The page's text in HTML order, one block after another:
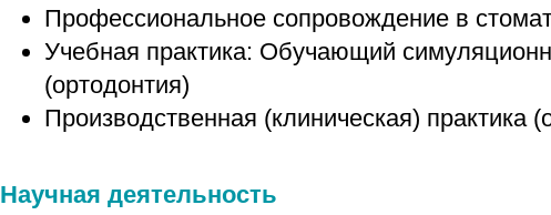
Профессиональное сопровождение в
Учебная практика: Обучающий
(ортодонтия)
Производственная (клиническая) практика
Научная деятельность